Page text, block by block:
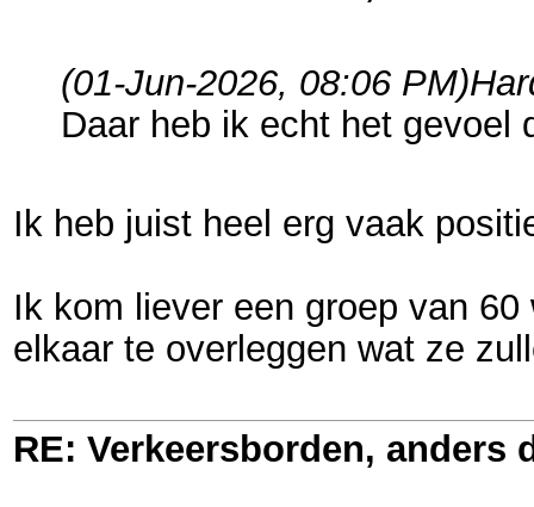
(01-Jun-2026, 08:06 PM)
Daar heb ik echt het gevoel
Ik heb juist heel erg vaak
Ik kom liever een groep van
elkaar te overleggen wat ze
RE: Verkeersborden, anders